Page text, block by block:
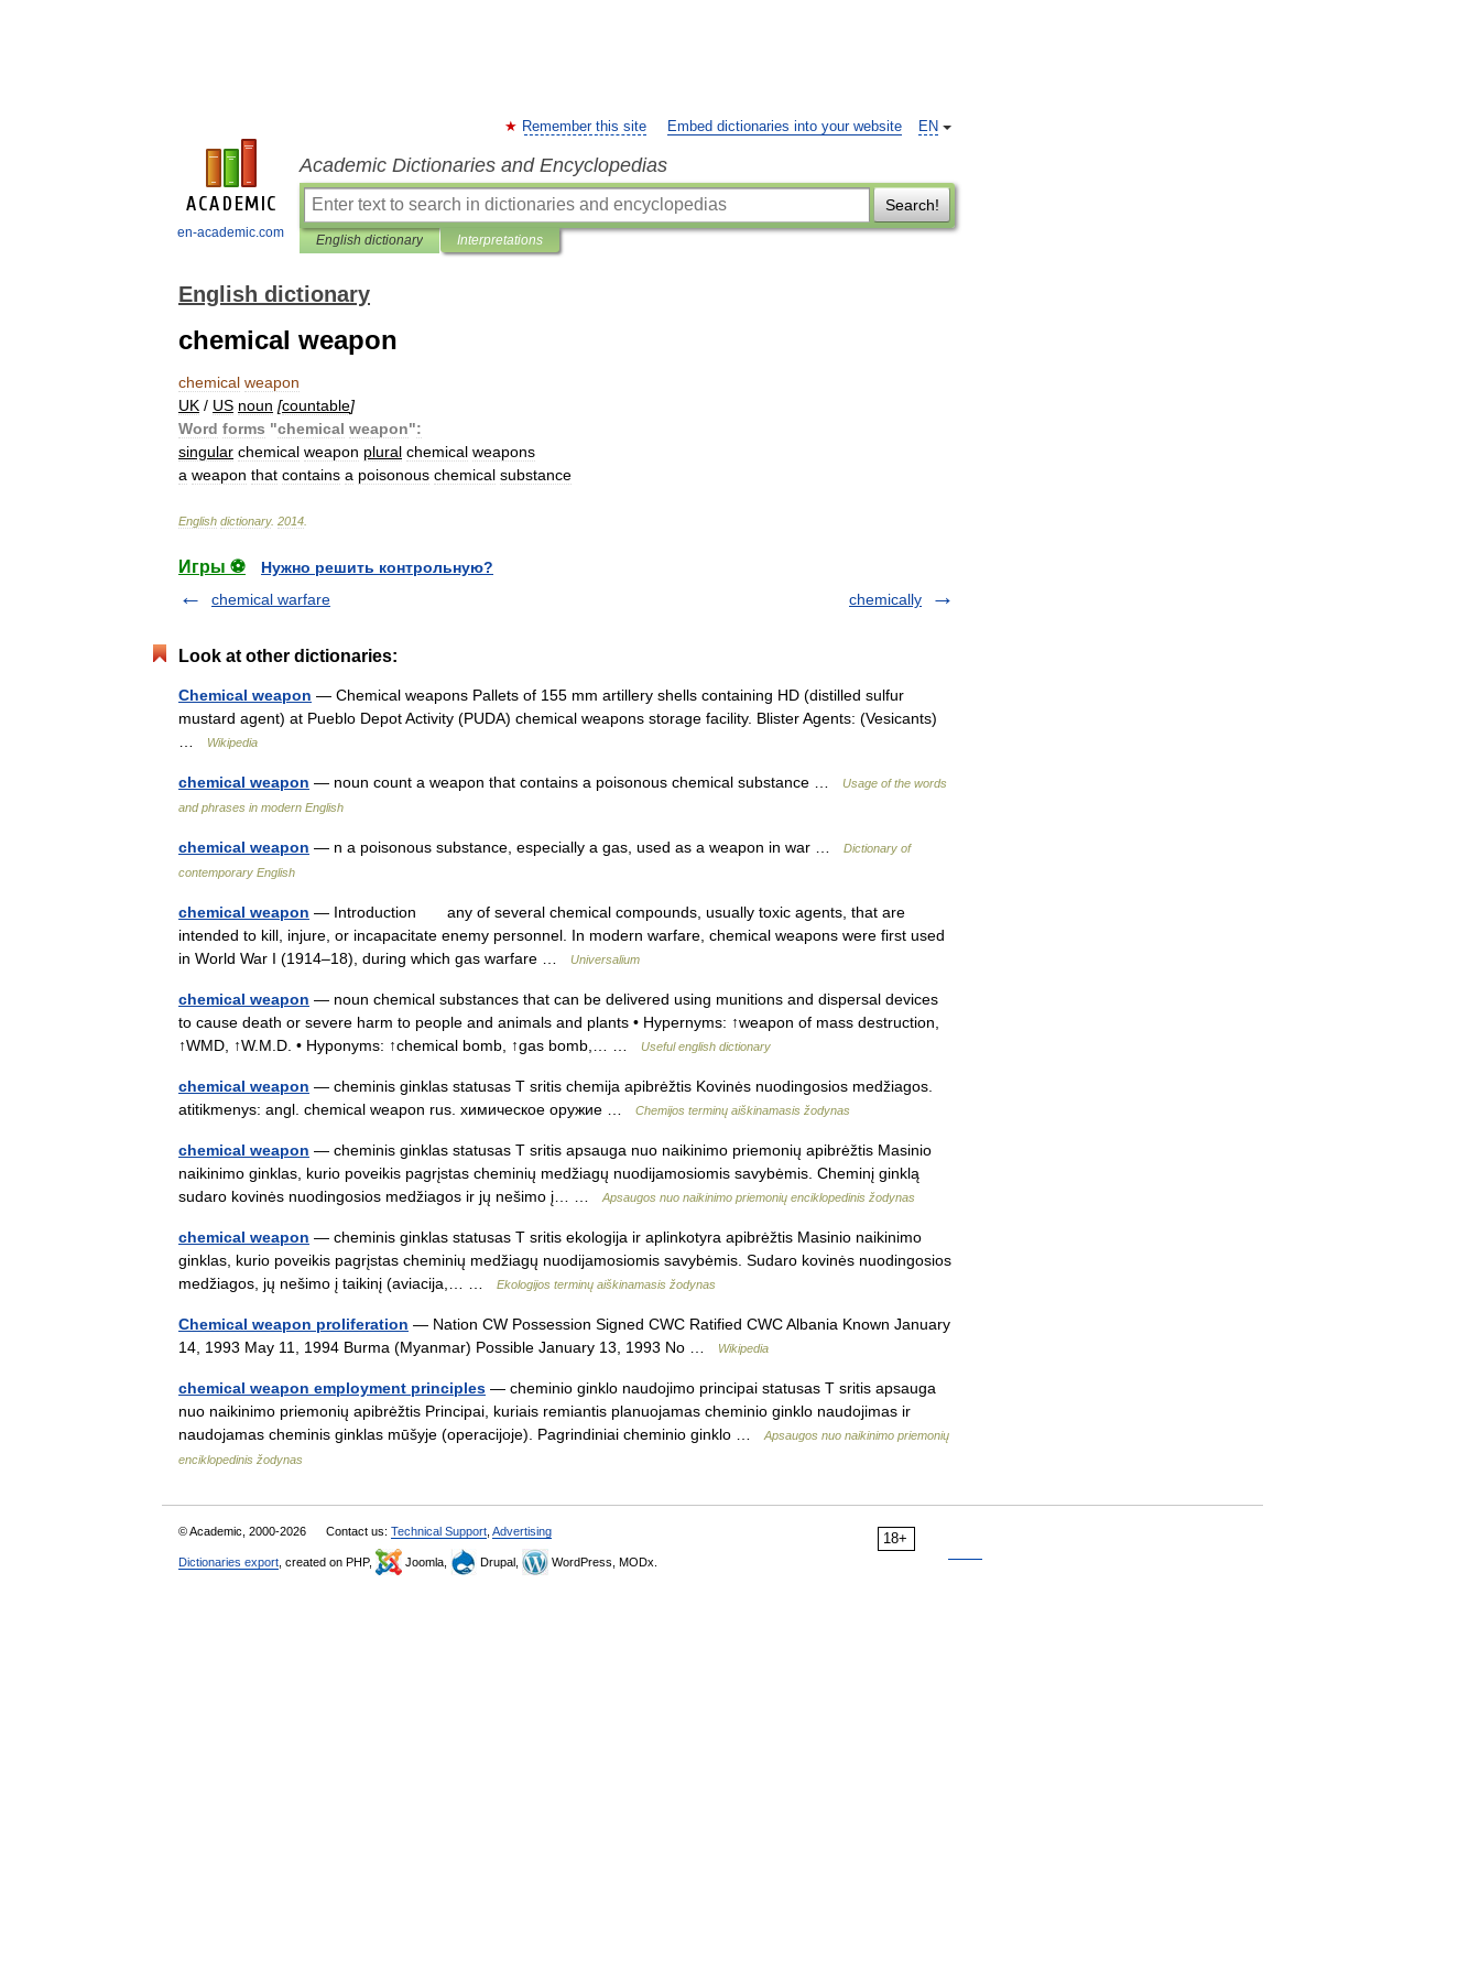
en-academic.com
EN
Remember this site Embed dictionaries into your website
Academic Dictionaries and Encyclopedias
Search!
English dictionary Interpretations
English dictionary
chemical weapon
chemical weapon
UK / US noun [countable]
Word forms "chemical weapon":
singular chemical weapon plural chemical weapons
a weapon that contains a poisonous chemical substance
English dictionary. 2014
Игры ⚽
Нужно решить контрольную?
chemical warfare
chemically
Look at other dictionaries:
Chemical weapon — Chemical weapons Pallets of 155 mm artillery shells containing HD (distilled sulfur
mustard agent) at Pueblo Depot Activity (PUDA) chemical weapons storage facility. Blister Agents: (Vesicants)
Wikipedia
chemical weapon — noun count a weapon that contains a poisonous chemical substance …
Usage of the words
and phrases in modern English
chemical weapon — n a poisonous substance, especially a gas, used as a weapon in war …
Dictionary of
contemporary English
chemical weapon — Introduction any of several chemical compounds, usually toxic agents, that are
intended to kill, injure, or incapacitate enemy personnel. In modern warfare, chemical weapons were first used
in World War I (1914–18), during which gas warfare …
Universalium
chemical weapon — noun chemical substances that can be delivered using munitions and dispersal devices
to cause death or severe harm to people and animals and plants • Hypernyms: ↑weapon of mass destruction,
↑WMD, ↑W.M.D. • Hyponyms: ↑chemical bomb, ↑gas bomb,… …
Useful english dictionary
chemical weapon — cheminis ginklas statusas T sritis chemija apibrėžtis Kovinės nuodingosios medžiagos.
atitikmenys: angl. chemical weapon rus. химическое оружие …
Chemijos terminų aiškinamasis žodynas
chemical weapon — cheminis ginklas statusas T sritis apsauga nuo naikinimo priemonių apibrėžtis Masinio
naikinimo ginklas, kurio poveikis pagrįstas cheminių medžiagų nuodijamosiomis savybėmis. Cheminį ginklą
sudaro kovinės nuodingosios medžiagos ir jų nešimo į… …
Apsaugos nuo naikinimo priemonių enciklopedinis žodynas
chemical weapon — cheminis ginklas statusas T sritis ekologija ir aplinkotyra apibrėžtis Masinio naikinimo
ginklas, kurio poveikis pagrįstas cheminių medžiagų nuodijamosiomis savybėmis. Sudaro kovinės nuodingosios
medžiagos, jų nešimo į taikinį (aviacija,… …
Ekologijos terminų aiškinamasis žodynas
Chemical weapon proliferation — Nation CW Possession Signed CWC Ratified CWC Albania Known January
14, 1993 May 11, 1994 Burma (Myanmar) Possible January 13, 1993 No …
Wikipedia
chemical weapon employment principles — cheminio ginklo naudojimo principai statusas T sritis apsauga
nuo naikinimo priemonių apibrėžtis Principai, kuriais remiantis planuojamas cheminio ginklo naudojimas ir
naudojamas cheminis ginklas mūšyje (operacijoje). Pagrindiniai cheminio ginklo …
Apsaugos nuo naikinimo priemonių
enciklopedinis žodynas
18+
© Academic, 2000-2026 Contact us: Technical Support Advertising
Dictionaries export , created on PHP, Joomla, Drupal, WordPress, MODx.